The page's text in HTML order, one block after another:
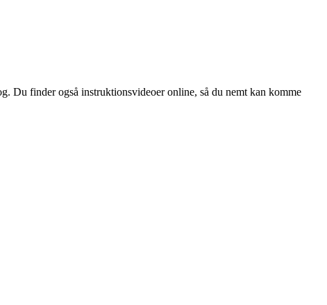
Du finder også instruktionsvideoer online, så du nemt kan komme